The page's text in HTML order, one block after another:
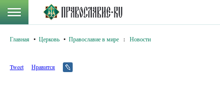
Главная Церковь Православие в мире : Новости
Tweet Нравится